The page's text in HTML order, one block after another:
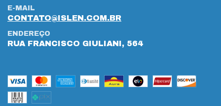
E-MAIL
CONTATO@ISLEN.COM.BR
ENDEREÇO
RUA FRANCISCO GIULIANI, 564